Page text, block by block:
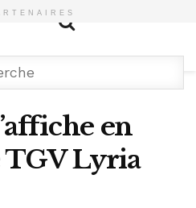
en
TGV Lyria